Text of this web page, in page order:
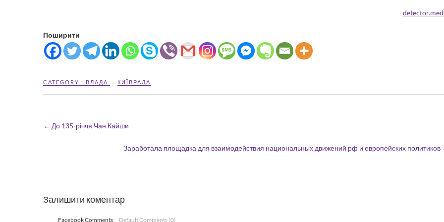
Поширити
CATEGORY : ВЛАДА КИЇВРАДА
← До 135-річчя Чан Кайши
Заработала площадка для взаимодействия национальных движений рф и европейских политиков
Залишити коментар
Facebook Comments Default Comments (0)